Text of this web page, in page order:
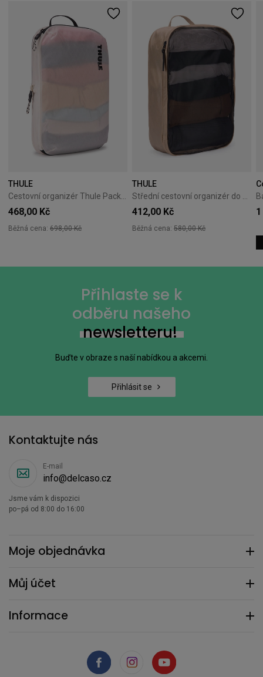
THULE
468,00 Kč
Běžná cena: 698,00 Kč
THULE
412,00 Kč
Běžná cena: 580,00 Kč
Přihlaste se k
odběru našeho
newsletteru!
Buďte v obraze s naší nabídkou a akcemi.
Přihlásit se
Moje objednávka
Můj účet
Informace
Kontaktujte nás
E-mail
info@delcaso.cz
Jsme vám k dispozici
po–pá od 8:00 do 16:00